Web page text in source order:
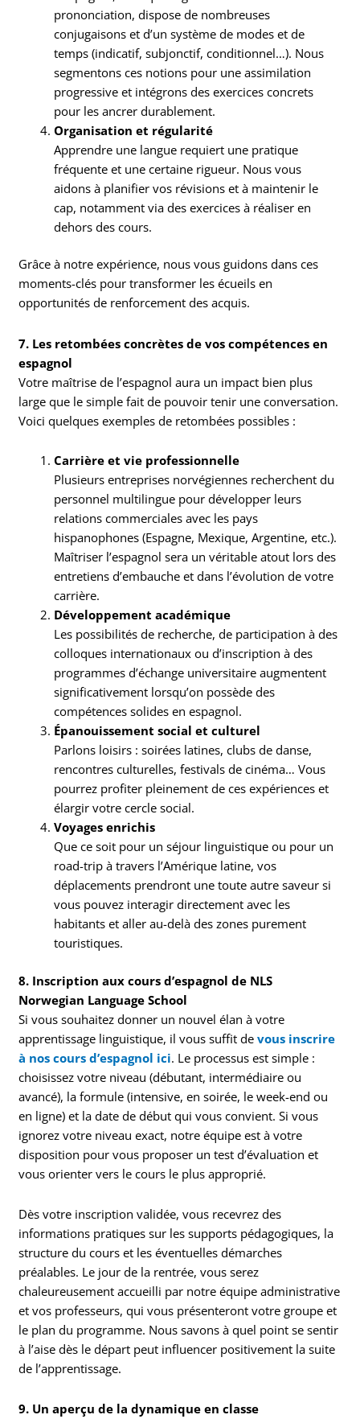
prononciation, dispose de nombreuses
conjugaisons et d’un système de modes et de
temps (indicatif, subjonctif, conditionnel…). Nous
segmentons ces notions pour une assimilation
progressive et intégrons des exercices concrets
pour les ancrer durablement.
Organisation et régularité
Apprendre une langue requiert une pratique
fréquente et une certaine rigueur. Nous vous
aidons à planifier vos révisions et à maintenir le
cap, notamment via des exercices à réaliser en
dehors des cours.
Grâce à notre expérience, nous vous guidons dans ces
moments-clés pour transformer les écueils en
opportunités de renforcement des acquis.
7. Les retombées concrètes de vos compétences en
espagnol
Votre maîtrise de l’espagnol aura un impact bien plus
large que le simple fait de pouvoir tenir une conversation.
Voici quelques exemples de retombées possibles :
Carrière et vie professionnelle
Plusieurs entreprises norvégiennes recherchent du
personnel multilingue pour développer leurs
relations commerciales avec les pays
hispanophones (Espagne, Mexique, Argentine, etc.).
Maîtriser l’espagnol sera un véritable atout lors des
entretiens d’embauche et dans l’évolution de votre
carrière.
Développement académique
Les possibilités de recherche, de participation à des
colloques internationaux ou d’inscription à des
programmes d’échange universitaire augmentent
significativement lorsqu’on possède des
compétences solides en espagnol.
Épanouissement social et culturel
Parlons loisirs : soirées latines, clubs de danse,
rencontres culturelles, festivals de cinéma… Vous
pourrez profiter pleinement de ces expériences et
élargir votre cercle social.
Voyages enrichis
Que ce soit pour un séjour linguistique ou pour un
road-trip à travers l’Amérique latine, vos
déplacements prendront une toute autre saveur si
vous pouvez interagir directement avec les
habitants et aller au-delà des zones purement
touristiques.
8. Inscription aux cours d’espagnol de NLS
Norwegian Language School
Si vous souhaitez donner un nouvel élan à votre
apprentissage linguistique, il vous suffit devous inscrire
à nos cours d’espagnol ici. Le processus est simple :
choisissez votre niveau (débutant, intermédiaire ou
avancé), la formule (intensive, en soirée, le week-end ou
en ligne) et la date de début qui vous convient. Si vous
ignorez votre niveau exact, notre équipe est à votre
disposition pour vous proposer un test d’évaluation et
vous orienter vers le cours le plus approprié.
Dès votre inscription validée, vous recevrez des
informations pratiques sur les supports pédagogiques, la
structure du cours et les éventuelles démarches
préalables. Le jour de la rentrée, vous serez
chaleureusement accueilli par notre équipe administrative
et vos professeurs, qui vous présenteront votre groupe et
le plan du programme. Nous savons à quel point se sentir
à l’aise dès le départ peut influencer positivement la suite
de l’apprentissage.
9. Un aperçu de la dynamique en classe